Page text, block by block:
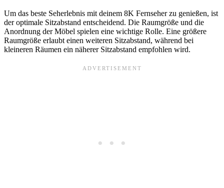
Um das beste Seherlebnis mit deinem 8K Fernseher zu genießen, ist
der optimale Sitzabstand entscheidend. Die Raumgröße und die
Anordnung der Möbel spielen eine wichtige Rolle. Eine größere
Raumgröße erlaubt einen weiteren Sitzabstand, während bei
kleineren Räumen ein näherer Sitzabstand empfohlen wird.